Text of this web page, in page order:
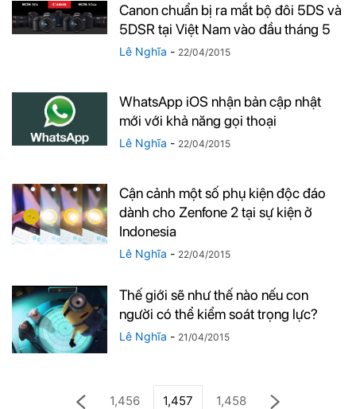
Canon chuẩn bị ra mắt bộ đôi 5DS và
5DSR tại Việt Nam vào đầu tháng 5
Lê Nghĩa - 22/04/2015
WhatsApp iOS nhận bản cập nhật
mới với khả năng gọi thoại
Lê Nghĩa - 22/04/2015
Cận cảnh một số phụ kiện độc đáo
dành cho Zenfone 2 tại sự kiện ở
Indonesia
Lê Nghĩa - 22/04/2015
Thế giới sẽ như thế nào nếu con
người có thể kiểm soát trọng lực?
Lê Nghĩa - 21/04/2015
1,456 1,457 1,458